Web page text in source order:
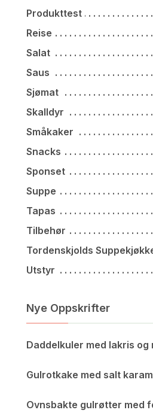
Produkttest
Reise
Salat
Saus
Sjømat
Skalldyr
Småkaker
Snacks
Sponset
Suppe
Tapas
Tilbehør
Tordenskjolds
Utstyr
Nye Oppskrifter
Daddelkuler med lakris og
Gulrotkake med salt
Ovnsbakte gulrøtter med